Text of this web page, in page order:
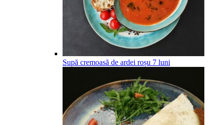
Supă cremoasă de ardei roșu 7 luni